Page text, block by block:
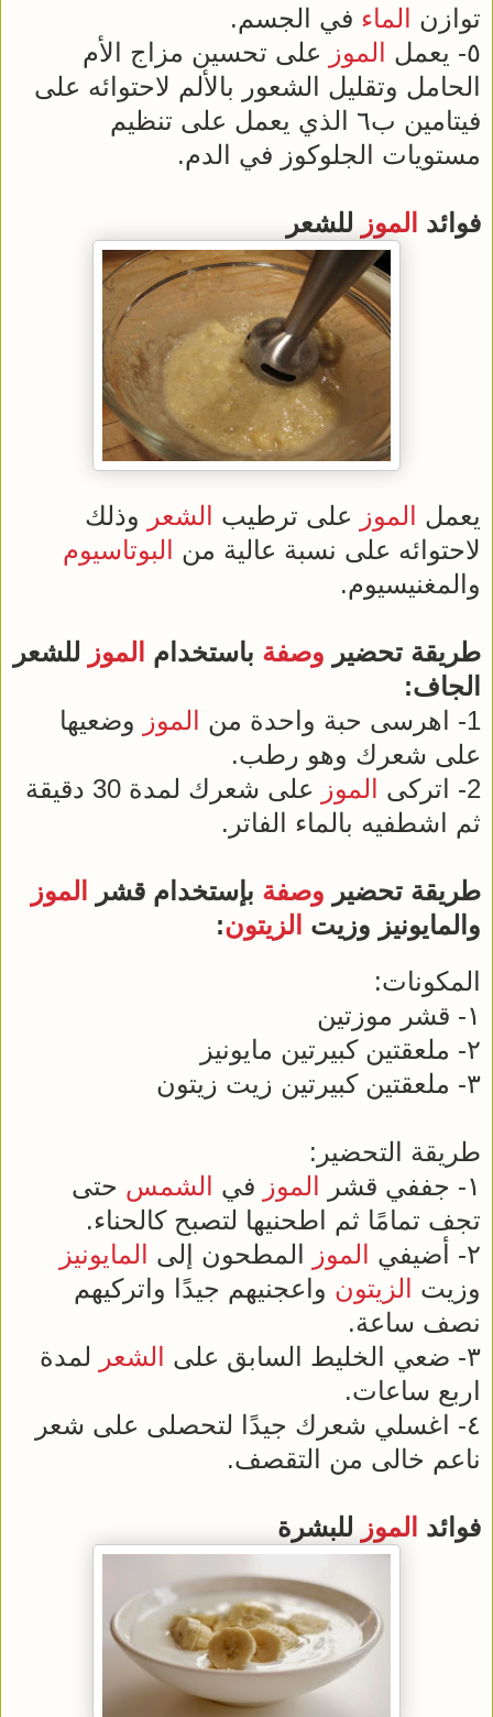
توازن الماء في الجسم.
٥- يعمل
الموز على تحسين مزاج الأم
الحامل وتقليل الشعور بالألم لاحتوائه على
فيتامين ب٦ الذي يعمل على تنظيم
مستويات الجلوكوز في الدم.
فوائد الموز للشعر
يعمل الموز على ترطيب الشعر وذلك
لاحتوائه على نسبة عالية من البوتاسيوم
والمغنيسيوم.
طريقة تحضير وصفة باستخدام الموز للشعر
الجاف:
1- اهرسى حبة واحدة من
الموز وضعيها
على شعرك وهو رطب.
2- اتركى
الموز
على شعرك لمدة 30 دقيقة
ثم اشطفيه بالماء الفاتر.
طريقة تحضير وصفة بإستخدام قشر
الموز
والمايونيز وزيت الزيتون:
المكونات:
١- قشر موزتين
٢- ملعقتين كبيرتين مايونيز
٣- ملعقتين كبيرتين زيت زيتون
طريقة التحضير:
١- جففي قشر
الموز في الشمس حتى
تجف تمامًا ثم اطحنيها لتصبح كالحناء.
٢- أضيفي
الموز المطحون إلى المايونيز
وزيت الزيتون واعجنيهم جيدًا واتركيهم
نصف ساعة.
٣- ضعي الخليط السابق على
الشعر لمدة
اربع ساعات.
٤- اغسلي شعرك جيدًا لتحصلى على شعر
ناعم خالى من التقصف.
فوائد الموز للبشرة